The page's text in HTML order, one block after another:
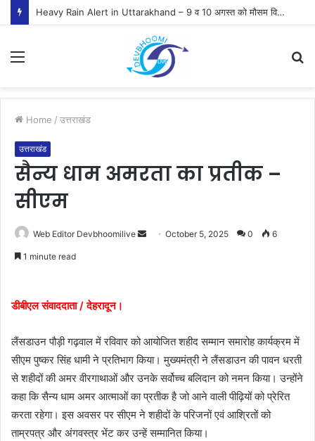
Heavy Rain Alert in Uttarakhand – 9 व 10 अगस्त को मौसम विभाग ने जारी किया ऑरेंज व येलो अलर्ट
Menu
Home / उत्तराखंड
उत्तराखंड
सैन्य धाम अमरता का प्रतीक –
सीएम
Web Editor Devbhoomilive
SendOctober 5, 2025 0 6
1 minute read
डीबीएल संवाददाता / देहरादून।
लैंसडाउन पौड़ी गढ़वाल में रविवार को आयोजित शहीद सम्मान समारोह कार्यक्रम में
सीएम पुष्कर सिंह धामी ने प्रतिभाग किया। मुख्यमंत्री ने लैंसडाउन की पावन धरती
से शहीदों की अमर वीरगाथाओं और उनके सर्वोच्च बलिदान को नमन किया। उन्होंने
कहा कि सैन्य धाम अमर आत्माओं का प्रतीक है जो आने वाली पीढ़ियों को प्रेरित
करता रहेगा। इस अवसर पर सीएम ने शहीदों के परिजनों एवं आश्रितों को
ताम्रपत्र और अंगवस्त्र भेंट कर उन्हें सम्मानित किया।